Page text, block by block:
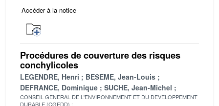
Accéder à la notice
Procédures de couverture des risques
conchylicoles
LEGENDRE, Henri
BESEME, Jean-Louis
DEFRANCE, Dominique
SUCHE, Jean-Michel
CONSEIL GENERAL DE L'ENVIRONNEMENT ET DU DEVELOPPEMENT
DURABLE (CGEDD)